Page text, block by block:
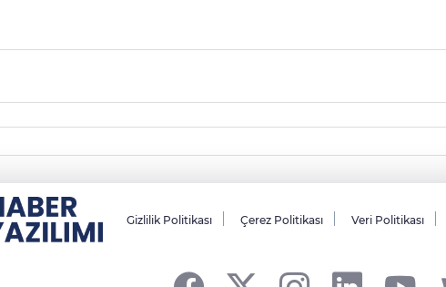
Gizlilik Politikası Çerez Politikası Veri Politikası